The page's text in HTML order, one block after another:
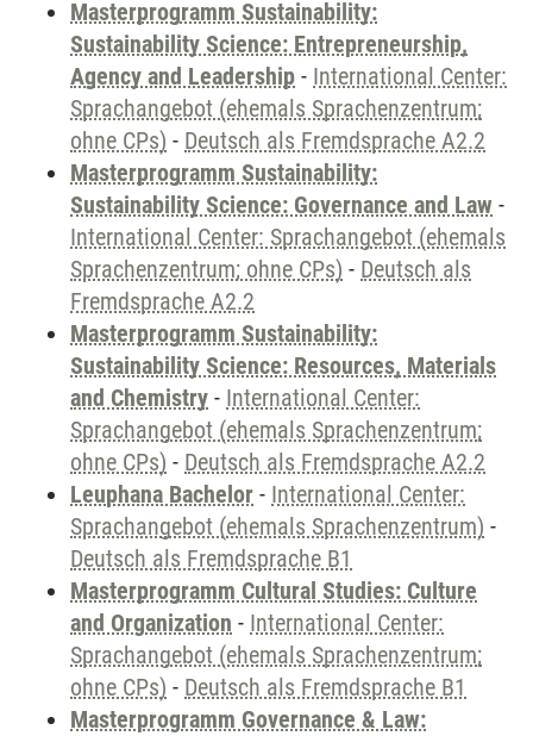
Masterprogramm Sustainability:
Sustainability Science: Entrepreneurship,
Agency and Leadership - International Center:
Sprachangebot (ehemals Sprachenzentrum;
ohne CPs) - Deutsch als Fremdsprache A2.2
Masterprogramm Sustainability:
Sustainability Science: Governance and Law -
International Center: Sprachangebot (ehemals
Sprachenzentrum; ohne CPs) - Deutsch als
Fremdsprache A2.2
Masterprogramm Sustainability:
Sustainability Science: Resources, Materials
and Chemistry - International Center:
Sprachangebot (ehemals Sprachenzentrum;
ohne CPs) - Deutsch als Fremdsprache A2.2
Leuphana Bachelor - International Center:
Sprachangebot (ehemals Sprachenzentrum) -
Deutsch als Fremdsprache B1
Masterprogramm Cultural Studies: Culture
and Organization - International Center:
Sprachangebot (ehemals Sprachenzentrum;
ohne CPs) - Deutsch als Fremdsprache B1
Masterprogramm Governance & Law: